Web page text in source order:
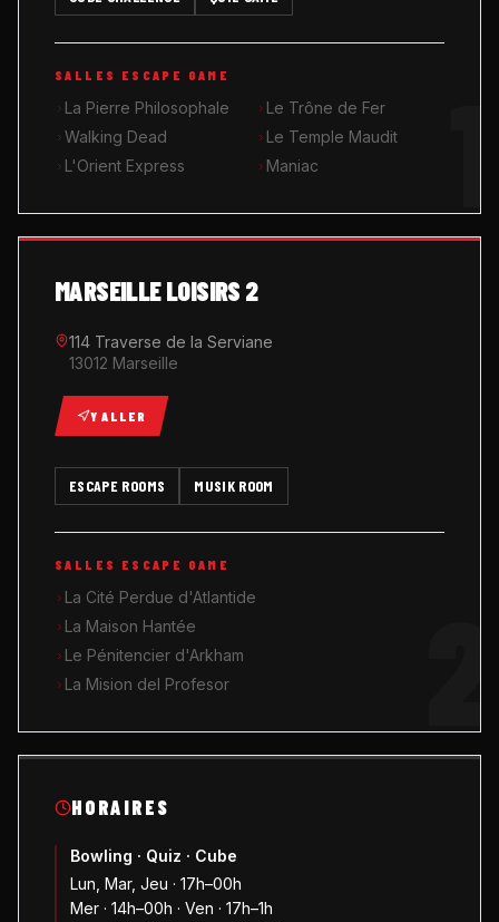
MUSIK ROOM KARAOKÉ
QUIZ GAME
SALLES ESCAPE GAME
La Pierre Philosophale
Le Trône de Fer
Walking Dead
Le Temple Maudit
L'Orient Express
Maniac
HORAIRES
Bowling · Quiz · Cube
Lun, Mar, Jeu · 17h–00h
Mer · 14h–00h · Ven · 17h–1h
MARSEILLE LOISIRS 2
114 Traverse de la Serviane
13012 Marseille
Y ALLER
ESCAPE ROOMS MUSIK ROOM
SALLES ESCAPE GAME
La Cité Perdue d'Atlantide
La Maison Hantée
Le Pénitencier d'Arkham
La Mision del Profesor